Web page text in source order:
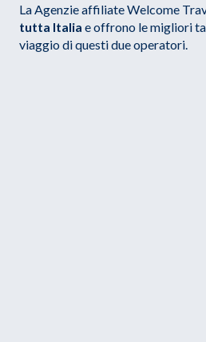
La Agenzie affiliate Welcome
tutta Italia e offrono le migliori
viaggio di questi due operatori.